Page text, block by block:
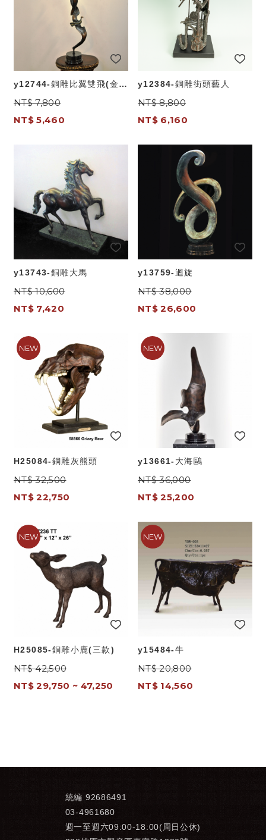
y12744-銅雕比翼雙飛(金屬
工藝)
NT$ 7,800
NT$ 5,460
y12384-銅雕街頭藝人
NT$ 8,800
NT$ 6,160
y13743-銅雕大馬
NT$ 10,600
NT$ 7,420
y13759-迴旋
NT$ 38,000
NT$ 26,600
H25084-銅雕灰熊頭
NT$ 32,500
NT$ 22,750
y13661-大海鷗
NT$ 36,000
NT$ 25,200
H25085-銅雕小鹿(三款)
NT$ 42,500
NT$ 29,750 ~ 47,250
y15484-牛
NT$ 20,800
NT$ 14,560
統編 92686491
03-4961680
週一至週六09:00-18:00(周日公休)